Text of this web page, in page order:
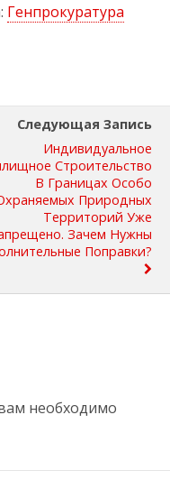
Генпрокуратура
Следующая Запись
Индивидуальное
Строительство
В Границах Особо
Природных
Территорий Уже
Зачем Нужны
Поправки?
необходимо